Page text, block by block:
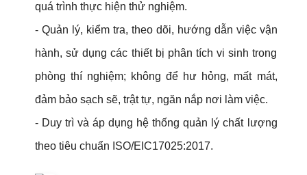
quá trình thực hiện thử nghiệm.
- Quản lý, kiểm tra, theo dõi, hướng dẫn việc vận
hành, sử dụng các thiết bị phân tích vi sinh trong
phòng thí nghiệm; không để hư hỏng, mất mát,
đảm bảo sạch sẽ, trật tự, ngăn nắp nơi làm việc.
- Duy trì và áp dụng hệ thống quản lý chất lượng
theo tiêu chuẩn ISO/EIC17025:2017.